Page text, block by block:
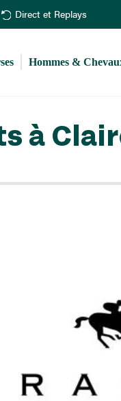
Direct et Replays
Hommes &
à